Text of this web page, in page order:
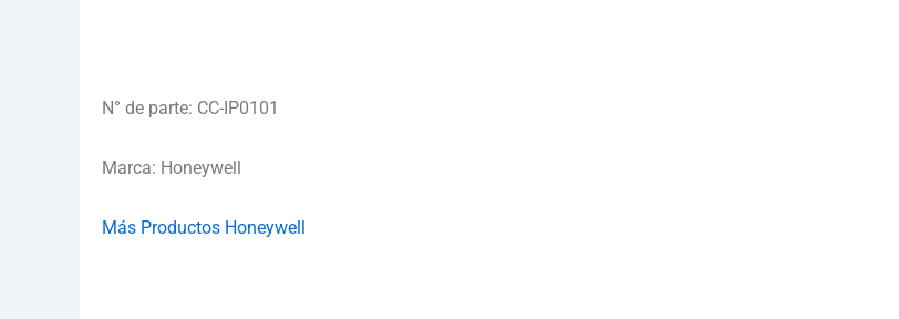
N° de parte: CC-IP0101
Marca: Honeywell
Más Productos Honeywell